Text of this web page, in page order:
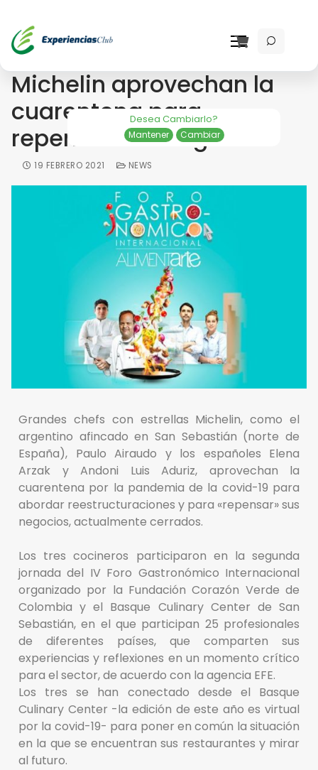
Desea Cambiarlo?
Mantener Cambiar
Chefs de estrellas
Michelin aprovechan la
cuarentena para
repensar sus negocios
19 FEBRERO 2021 NEWS
Grandes chefs con estrellas Michelin, como el
argentino afincado en San Sebastián (norte de
España), Paulo Airaudo y los españoles Elena
Arzak y Andoni Luis Aduriz, aprovechan la
cuarentena por la pandemia de la covid-19 para
abordar reestructuraciones y para «repensar» sus
negocios, actualmente cerrados.
Los tres cocineros participaron en la segunda
jornada del IV Foro Gastronómico Internacional
organizado por la Fundación Corazón Verde de
Colombia y el Basque Culinary Center de San
Sebastián, en el que participan 25 profesionales
de diferentes países, que comparten sus
experiencias y reflexiones en un momento crítico
para el sector, de acuerdo con la agencia EFE.
Los tres se han conectado desde el Basque
Culinary Center -la edición de este año es virtual
por la covid-19- para poner en común la situación
en la que se encuentran sus restaurantes y mirar
al futuro.